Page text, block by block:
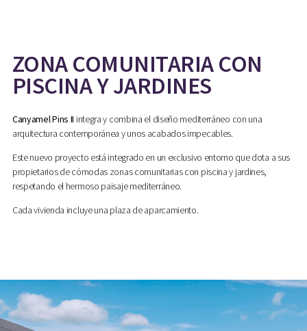
ZONA COMUNITARIA CON
PISCINA Y JARDINES
Canyamel Pins II integra y combina el diseño mediterráneo con una
arquitectura contemporánea y unos acabados impecables.
Este nuevo proyecto está integrado en un exclusivo entorno que dota a sus
propietarios de cómodas zonas comunitarias con piscina y jardines,
respetando el hermoso paisaje mediterráneo.
Cada vivienda incluye una plaza de aparcamiento.